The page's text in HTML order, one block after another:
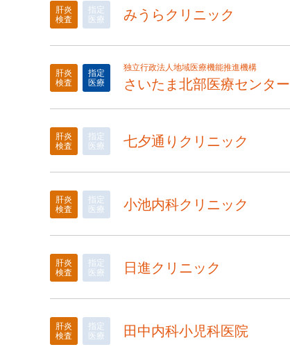
肝炎
検査
指定
医療
みうらクリニック
肝炎
検査
指定
医療
独立行政法人地域医療機能推進機構
さいたま北部医療センター
肝炎
検査
指定
医療
七夕通りクリニック
肝炎
検査
指定
医療
小池内科クリニック
肝炎
検査
指定
医療
日進クリニック
肝炎
検査
指定
医療
田中内科小児科医院